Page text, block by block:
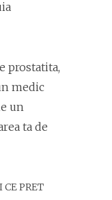
prostatita,
medic
un
ta de
CE PRET